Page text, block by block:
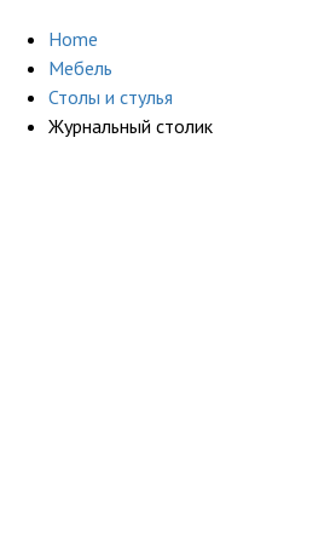
Home
Мебель
Столы и стулья
Журнальный столик